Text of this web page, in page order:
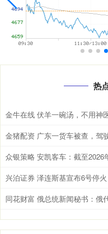
热
金猪配资 广东一货车被查，驾